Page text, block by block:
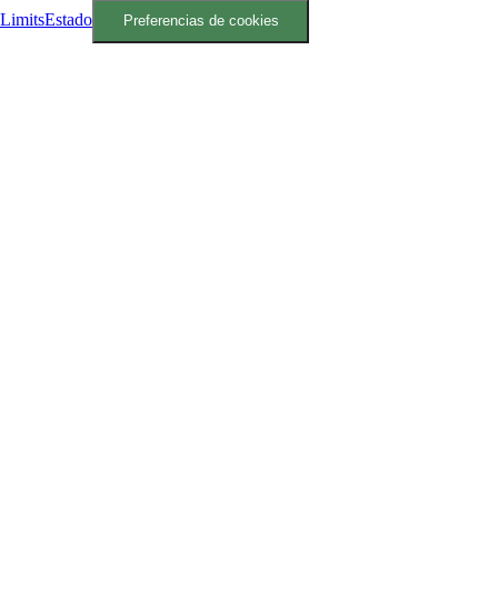
LimitsEstado Preferencias de cookies